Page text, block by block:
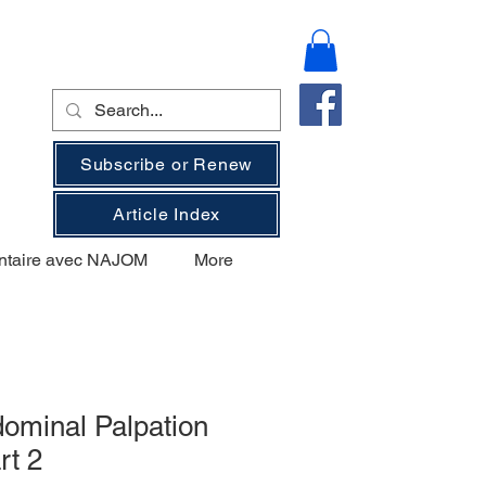
Subscribe or Renew
Article Index
avec NAJOM More
Palpation
2